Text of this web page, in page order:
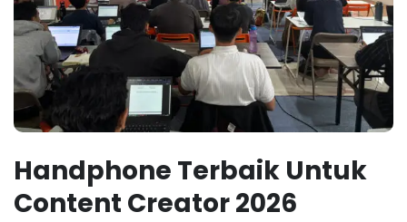
Handphone Terbaik Untuk
Content Creator 2026